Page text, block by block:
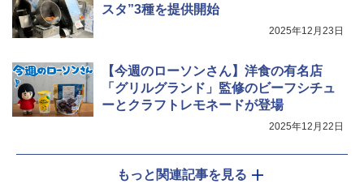
スタ”3種を提供開始
2025年12月23日
【今週のローソンさん】洋食の有名店
「グリルグランド」監修のビーフシチュ
ーとクラフトレモネードが登場
2025年12月22日
もっと関連記事を見る